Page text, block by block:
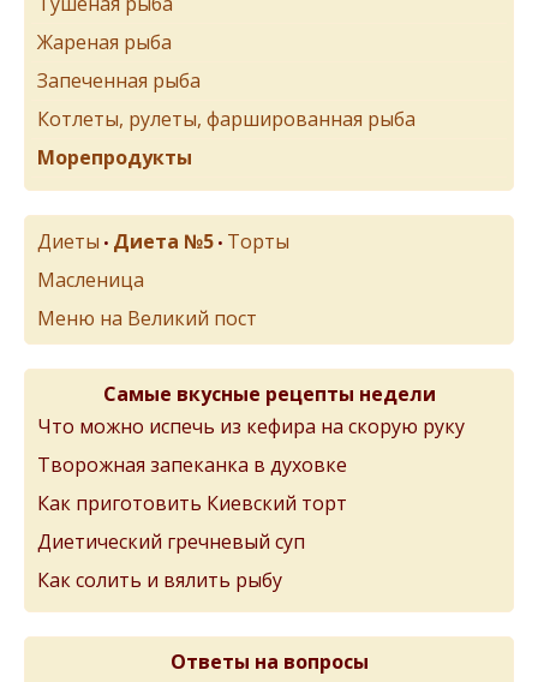
Жареная рыба
Запеченная рыба
Котлеты, рулеты, фаршированная рыба
Морепродукты
Диеты • Диета №5 • Торты
Масленица
Меню на Великий пост
Самые вкусные рецепты недели
Что можно испечь из кефира на скорую руку
Творожная запеканка в духовке
Как приготовить Киевский торт
Диетический гречневый суп
Как солить и вялить рыбу
Ответы на вопросы